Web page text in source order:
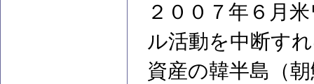
２００７年６月
ル活動を中断す
資産の韓半島（